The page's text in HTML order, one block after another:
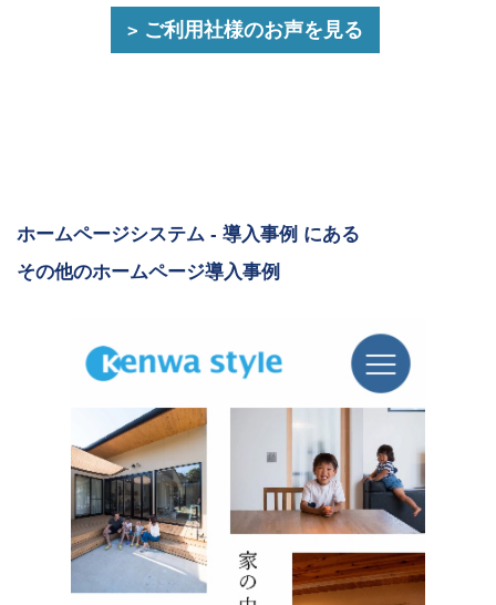
ご利用社様のお声を見る
ホームページシステム - 導入事例 にある
その他のホームページ導入事例